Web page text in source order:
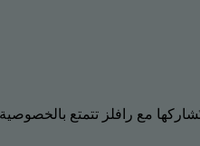
مع رافلز تتمتع